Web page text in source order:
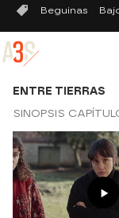
Beguinas
ENTRE TIERRAS
SINOPSIS